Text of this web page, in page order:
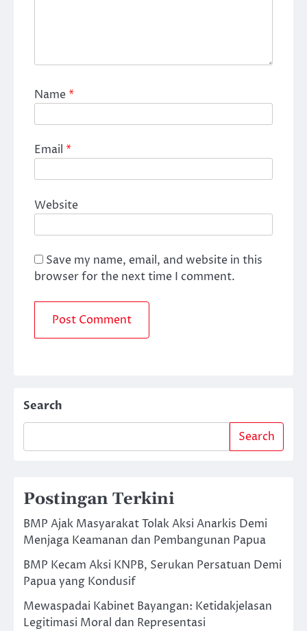
Name*
Email *
Website
Save my name, email, and website in this
browser for the next time I comment.
Search
Search
Postingan Terkini
BMP Ajak Masyarakat Tolak Aksi Anarkis Demi
Menjaga Keamanan dan Pembangunan Papua
BMP Kecam Aksi KNPB, Serukan Persatuan Demi
Papua yang Kondusif
Mewaspadai Kabinet Bayangan: Ketidakjelasan
Legitimasi Moral dan Representasi